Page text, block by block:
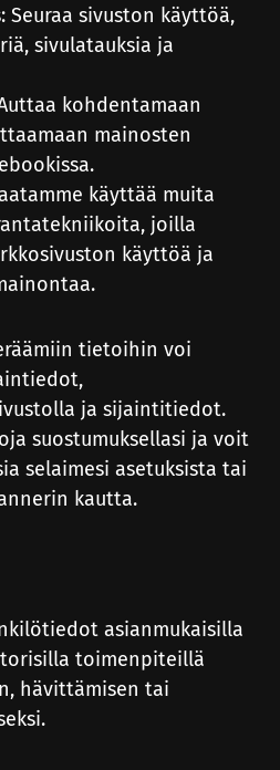
Seuraa sivuston käyttöä,
sivulatauksia ja
kohdentamaan
mainosten
käyttää muita
joilla
käyttöä ja
tietoihin voi
ja sijaintitiedot.
suostumuksellasi ja voit
selaimesi asetuksista tai
kautta.
asianmukaisilla
toimenpiteillä
hävittämisen tai